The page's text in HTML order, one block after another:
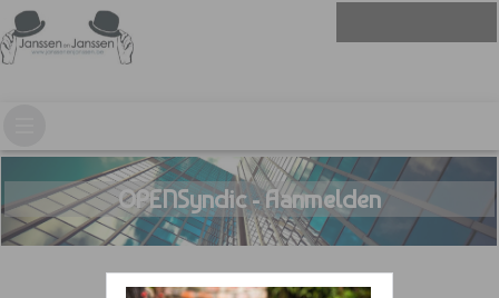
OPENSyndic - Aanmelden